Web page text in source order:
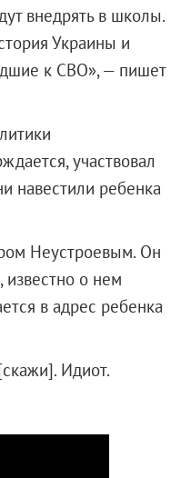
внедрять в школы.
Украины и
к СВО», — пишет
участвовал
навестили ребенка
Неустроевым. Он
о нем
в адрес ребенка
Идиот.